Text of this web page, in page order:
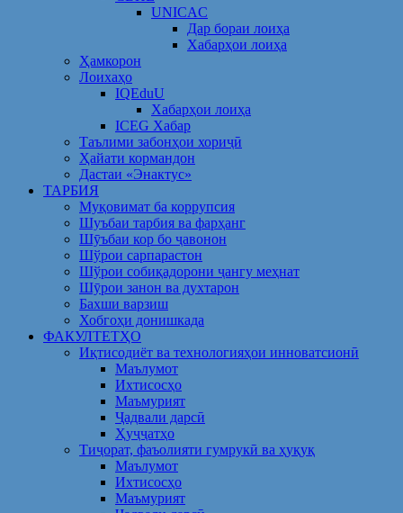
UNICAC
Дар бораи лоиҳа
Хабарҳои лоиҳа
Ҳамкорон
Лоихаҳо
IQEduU
Хабарҳои лоиҳа
ICEG Хабар
Таълими забонҳои хориҷӣ
Ҳайати кормандон
Дастаи «Энактус»
ТАРБИЯ
Муқовимат ба коррупсия
Шуъбаи тарбия ва фарҳанг
Шӯъбаи кор бо ҷавонон
Шўрои сарпарастон
Шўрои собиқадорони ҷангу меҳнат
Шӯрои занон ва духтарон
Бахши варзиш
Хобгоҳи донишкада
ФАКУЛТЕТҲО
Иқтисодиёт ва технологияҳои инноватсионӣ
Маълумот
Ихтисосҳо
Маъмурият
Ҷадвали дарсӣ
Ҳуҷҷатҳо
Тиҷорат, фаъолияти гумрукӣ ва ҳуқуқ
Маълумот
Ихтисосҳо
Маъмурият